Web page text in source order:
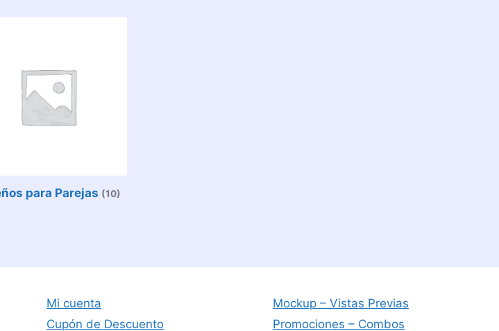
para Parejas (10)
Mi cuenta
Cupón de Descuento
Mockup – Vistas Previas
Promociones – Combos